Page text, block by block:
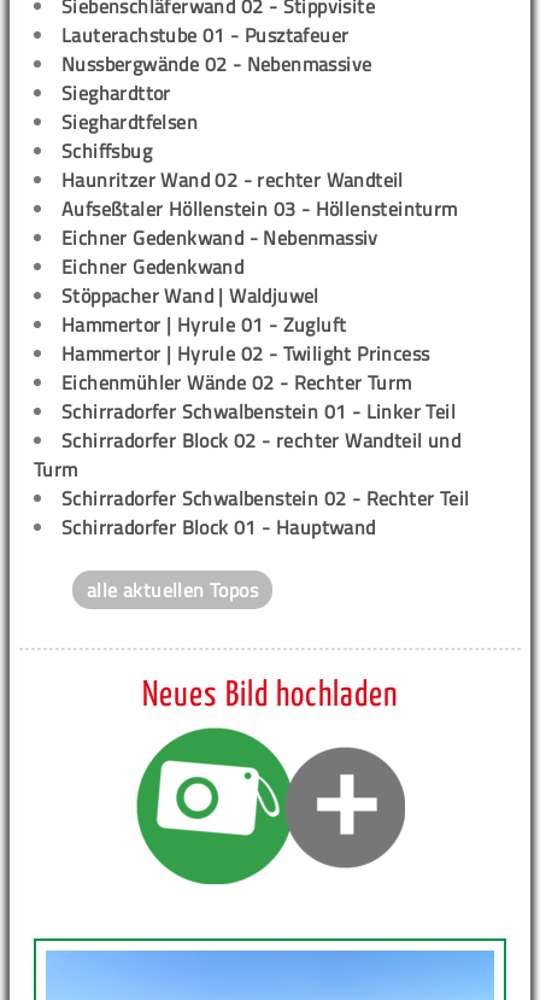
Siebenschläferwand 02 - Stippvisite
Lauterachstube 01 - Pusztafeuer
Nussbergwände 02 - Nebenmassive
Sieghardttor
Sieghardtfelsen
Schiffsbug
Haunritzer Wand 02 - rechter Wandteil
Aufseßtaler Höllenstein 03 - Höllensteinturm
Eichner Gedenkwand - Nebenmassiv
Eichner Gedenkwand
Stöppacher Wand | Waldjuwel
Hammertor | Hyrule 01 - Zugluft
Hammertor | Hyrule 02 - Twilight Princess
Eichenmühler Wände 02 - Rechter Turm
Schirradorfer Schwalbenstein 01 - Linker Teil
Schirradorfer Block 02 - rechter Wandteil und
Turm
Schirradorfer Schwalbenstein 02 - Rechter Teil
Schirradorfer Block 01 - Hauptwand
alle aktuellen Topos
Neues Bild hochladen